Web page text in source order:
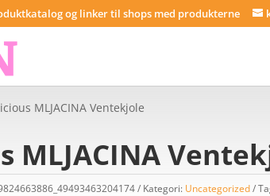
og linker til shops med produkterne
MLJACINA Ventekjole
MLJACINA
Kategori: Uncategorized